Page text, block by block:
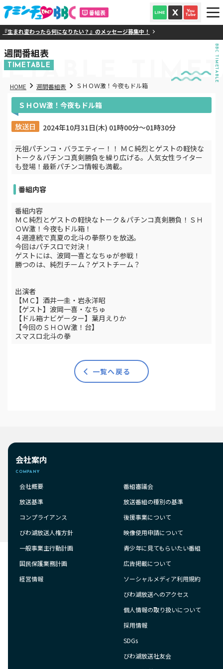
番組表
生まれ変わったら何になりたい？』のメッセージ募集中！
週間番組表
TIMETABLE BBC TIMETABLE
HOME 週間番組表 ＳＨＯＷ激！今夜もドル箱
ＳＨＯＷ激！今夜もドル箱
放送日 2024年10月31日(木) 01時00分〜01時30分
元祖パチンコ・バラエティー！！ ＭＣ純烈とゲストの軽快な
トーク＆パチンコ真剣勝負を繰り広げる。人気女性ライター
も登場！最新パチンコ情報も満載。
番組内容
番組内容
ＭＣ純烈とゲストの軽快なトーク＆パチンコ真剣勝負！ＳＨ
ＯＷ激！今夜もドル箱！
４週連続で真夏の北斗の拳祭りを放送。
今回はパチスロで対決！
ゲストには、波岡一喜となちゅが参戦！
勝つのは、純烈チーム？ゲストチーム？
出演者
【ＭＣ】酒井一圭・岩永洋昭
【ゲスト】波岡一喜・なちゅ
【ドル箱ナビゲーター】葉月えりか
【今回のＳＨＯＷ激！台】
スマスロ北斗の拳
一覧へ戻る
会社案内
COMPANY
会社概要
放送基準
コンプライアンス
びわ湖放送人権方針
一般事業主行動計画
国民保護業務計画
経営情報
番組審議会
放送番組の種別の基準
後援事業について
映像使用申請について
青少年に見てもらいたい番組
広告掲載について
ソーシャルメディア利用規約
びわ湖放送へのアクセス
個人情報の取り扱いについて
採用情報
SDGs
びわ湖放送社友会